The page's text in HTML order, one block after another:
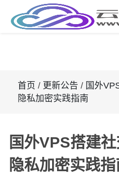
首页 / 更新公告 / 国外
隐私加密实践指南
国外VPS搭建
隐私加密实践